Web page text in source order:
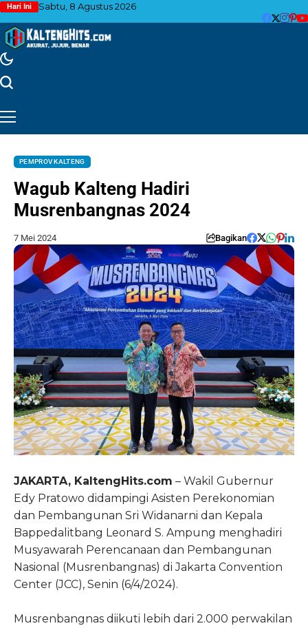
Hari Ini Sabtu, 8 Agustus 2026
PEMPROV KALTENG
Wagub Kalteng Hadiri
Musrenbangnas 2024
7 Mei 2024 Bagikan
JAKARTA, KaltengHits.com – Wakil Gubernur
Edy Pratowo didampingi Asisten Perekonomian
dan Pembangunan Sri Widanarni dan Kepala
Bappedalitbang Leonard S. Ampung menghadiri
Musyawarah Perencanaan dan Pembangunan
Nasional (Musrenbangnas) di Jakarta Convention
Center (JCC), Senin (6/4/2024).
Musrenbangnas diikuti lebih dari 2.000 perwakilan